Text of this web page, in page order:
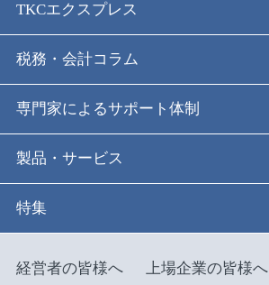
TKCエクスプレス
税務・会計コラム
専門家によるサポート体制
製品・サービス
特集
経営者の皆様へ
上場企業の皆様へ